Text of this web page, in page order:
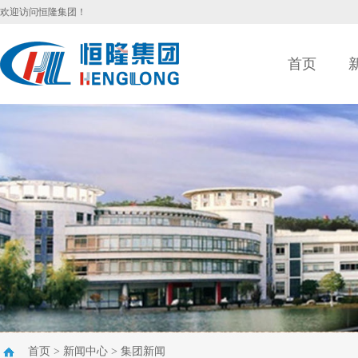
欢迎访问恒隆集团！
首页
首页 > 新闻中心 > 集团新闻